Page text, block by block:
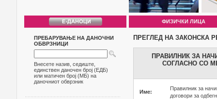
ФИЗИЧКИ ЛИЦА
ПРЕБАРУВАЊЕ НА ДАНОЧНИ
ОБВРЗНИЦИ
Внесете назив, седиште,
единствен даночен број (ЕДБ)
или матичен број (МБ) на
даночниот обврзник
ПРЕГЛЕД НА ЗАКОНСКА
ПРАВИЛНИК ЗА
СОГЛАСНО СО
Име:
Правилник за
договори за